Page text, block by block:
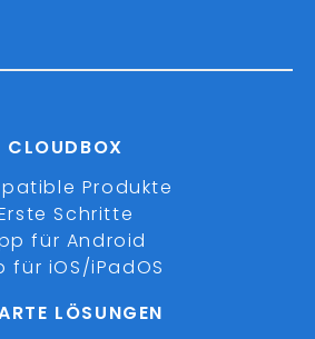
CLOUDBOX
Produkte
Schritte
für Android
für iOS/iPadOS
LÖSUNGEN